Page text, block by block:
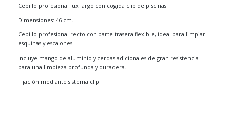
Cepillo profesional lux largo con cogida clip de piscinas.
Dimensiones: 46 cm.
Cepillo profesional recto con parte trasera flexible, ideal para limpiar
esquinas y escalones.
Incluye mango de aluminio y cerdas adicionales de gran resistencia
para una limpieza profunda y duradera.
Fijación mediante sistema clip.